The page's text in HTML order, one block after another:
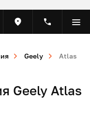
Geely Atlas
Geely Atlas